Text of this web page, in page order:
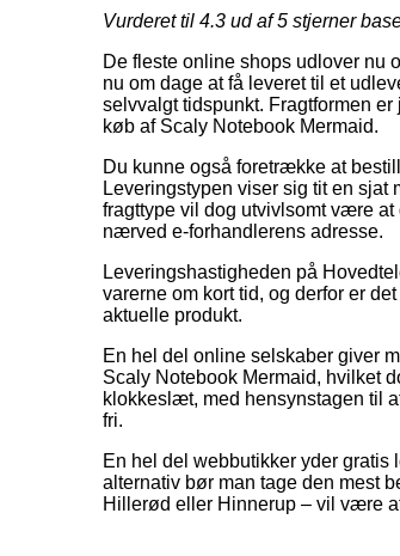
Vurderet til 4.3 ud af 5 stjerner
De fleste online shops udlover nu
nu om dage at få leveret til et
selvvalgt tidspunkt. Fragtformen
køb af Scaly Notebook Mermaid.
Du kunne også foretrække at
Leveringstypen viser sig tit en
fragttype vil dog utvivlsomt være at
nærved e-forhandlerens adresse.
Leveringshastigheden på
varerne om kort tid, og derfor er
aktuelle produkt.
En hel del online selskaber giver
Scaly Notebook Mermaid, hvilket
klokkeslæt, med hensynstagen til
fri.
En hel del webbutikker yder gratis
alternativ bør man tage den mest
Hillerød eller Hinnerup – vil være